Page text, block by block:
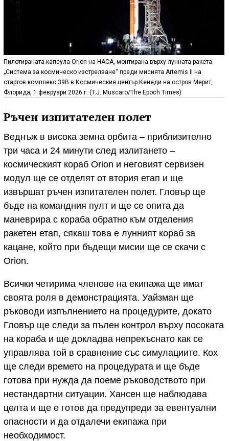
Пилотираната капсула Orion на НАСА, монтирана върху лунната ракета
„Система за космическо изстрелване“ преди мисията Artemis II на
стартов комплекс 39B в Космическия център Кенеди на остров Мерит,
Флорида, 1 февруари 2026 г. (T.J. Muscaro/The Epoch Times)
Ръчен изпитателен полет
Веднъж в висока земна орбита – приблизително
три часа и 24 минути след излитането –
космическият кораб Orion и неговият сервизен
модул ще се отделят от втория етап и ще
извършат ръчен изпитателен полет. Гловър ще
бъде на командния пулт и ще се опита да
маневрира с кораба обратно към отделения
ракетен етап, сякаш това е лунният кораб за
кацане, който при бъдещи мисии ще се скачи с
Orion.
Всички четирима членове на екипажа ще имат
своята роля в демонстрацията. Уайзман ще
ръководи изпълнението на процедурите, докато
Гловър ще следи за пълен контрол върху посоката
на кораба и ще докладва непрекъснато как се
управлява той в сравнение със симулациите. Кох
ще следи времето на процедурата и ще бъде
готова при нужда да поеме ръководството при
нестандартни ситуации. Хансен ще наблюдава
целта и ще е готов да предупреди за евентуални
опасности и да отдалечи екипажа при
необходимост.